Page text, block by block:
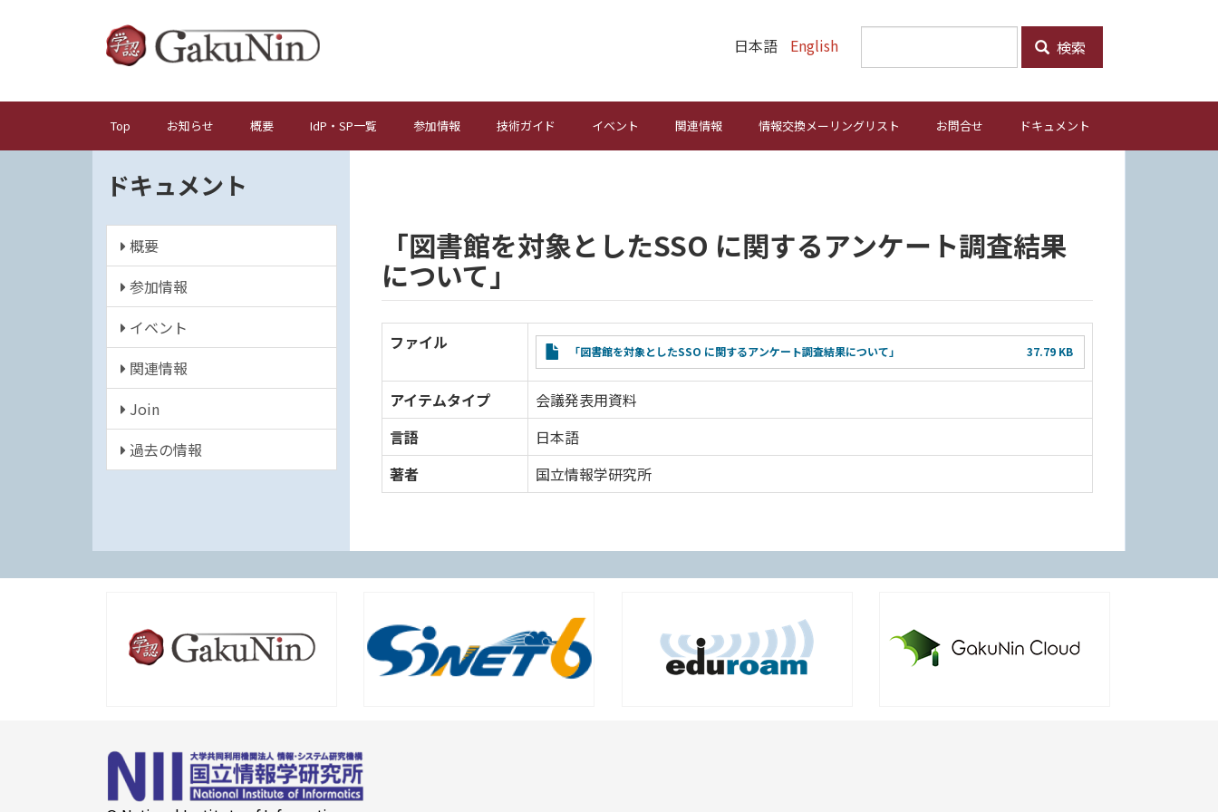
ン
検索
日本語 English
メ
イ
ン
ビ
ゲ
シ
ョ
Top お知らせ 概要 IdP・SP一覧 参加情報 技術ガイド イベント 関連情報 情報交換メーリングリスト お問合せ ドキュメント
ドキュメント
概要
参加情報
イベント
関連情報
Join
過去の情報
「図書館を対象としたSSO に関するアンケート調査結果
について」
ファイル File 「図書館を対象としたSSO に関するアンケート調査結果について」 37.79 KB
アイテムタイプ
会議発表用資料
言語
日本語
著者
国立情報学研究所